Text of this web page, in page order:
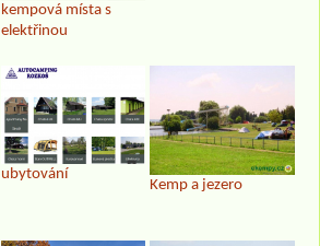
kempová místa s
elektřinou
ubytování
Kemp a jezero